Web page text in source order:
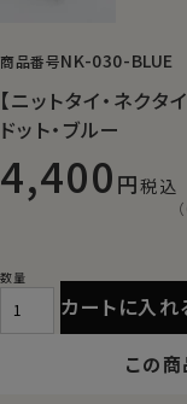
商品番号NK-030-BLUE
【ニットタイ・ネクタイ
ドット・ブルー
4,400 税込
カートに入れ
この